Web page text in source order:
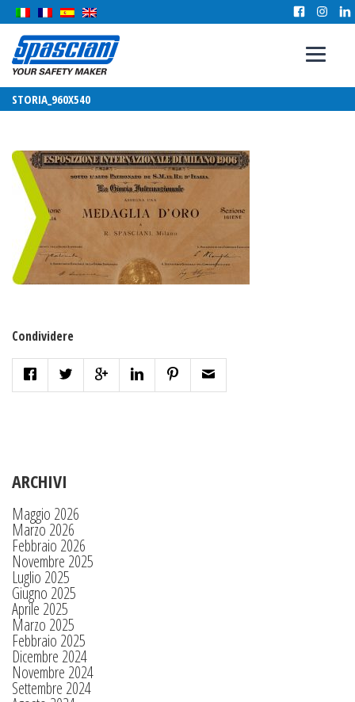
STORIA_960X540
Condividere
ARCHIVI
Maggio 2026
Marzo 2026
Febbraio 2026
Novembre 2025
Luglio 2025
Giugno 2025
Aprile 2025
Marzo 2025
Febbraio 2025
Dicembre 2024
Novembre 2024
Settembre 2024